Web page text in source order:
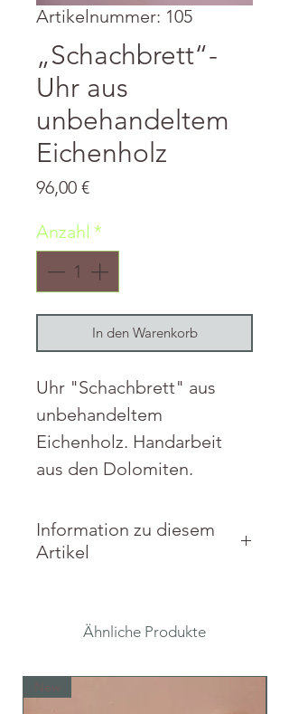
Artikelnummer: 105
„Schachbrett“-
Uhr aus
unbehandeltem
Eichenholz
96,00 €Preis
Anzahl *
In den Warenkorb
Uhr "Schachbrett" aus
unbehandeltem
Eichenholz. Handarbeit
aus den Dolomiten.
Information zu diesem
Artikel
Eichenholz.
Ähnliche Produkte
New